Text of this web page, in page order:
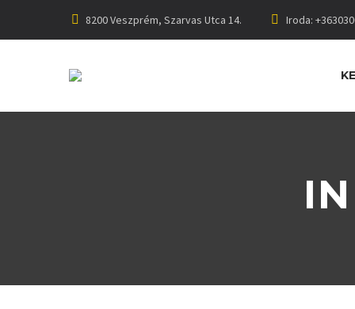
8200 Veszprém, Szarvas Utca 14. Iroda: